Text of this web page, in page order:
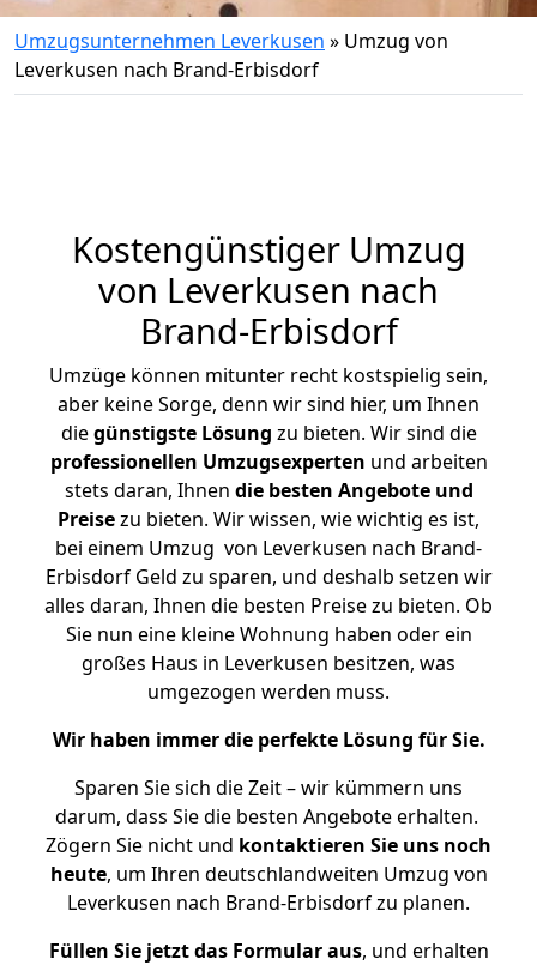
Umzugsunternehmen Leverkusen » Umzug von
Leverkusen nach Brand-Erbisdorf
Kostengünstiger Umzug
von Leverkusen nach
Brand-Erbisdorf
Umzüge können mitunter recht kostspielig sein,
aber keine Sorge, denn wir sind hier, um Ihnen
diegünstigste Lösung zu bieten. Wir sind die
professionellen Umzugsexperten und arbeiten
stets daran, Ihnen die besten Angebote und
Preisezu bieten. Wir wissen, wie wichtig es ist,
bei einem Umzug von Leverkusen nach Brand-
Erbisdorf Geld zu sparen, und deshalb setzen wir
alles daran, Ihnen die besten Preise zu bieten. Ob
Sie nun eine kleine Wohnung haben oder ein
großes Haus in Leverkusen besitzen, was
umgezogen werden muss.
Wir haben immer die perfekte Lösung für Sie.
Sparen Sie sich die Zeit – wir kümmern uns
darum, dass Sie die besten Angebote erhalten.
Zögern Sie nicht und kontaktieren Sie uns noch
heute, um Ihren deutschlandweiten Umzug von
Leverkusen nach Brand-Erbisdorf zu planen.
Füllen Sie jetzt das Formular aus, und erhalten